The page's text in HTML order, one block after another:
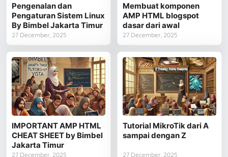
Pengenalan dan
Pengaturan Sistem Linux
By Bimbel Jakarta Timur
27 December, 2025
Membuat komponen
AMP HTML blogspot
dasar dari awal
27 December, 2025
IMPORTANT AMP HTML
CHEAT SHEET by Bimbel
Jakarta Timur
27 December, 2025
Tutorial MikroTik dari A
sampai dengan Z
27 December, 2025